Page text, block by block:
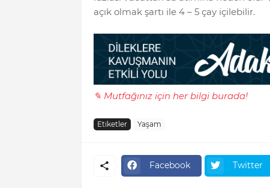
açık olmak şartı ile 4 – 5 çay içilebilir.
✎ Mutfağınız için her bilgi burada!
Etiketler Yaşam
Facebook Twitter